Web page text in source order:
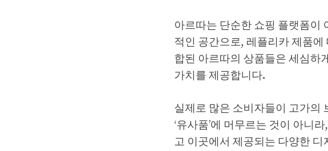
아르따는 단순한 쇼핑 플랫폼이
적인 공간으로, 레플리카 제품
합된 아르따의 상품들은 세심하
가치를 제공합니다.
실제로 많은 소비자들이 고가의
‘유사품’에 머무르는 것이 아니
고 이곳에서 제공되는 다양한